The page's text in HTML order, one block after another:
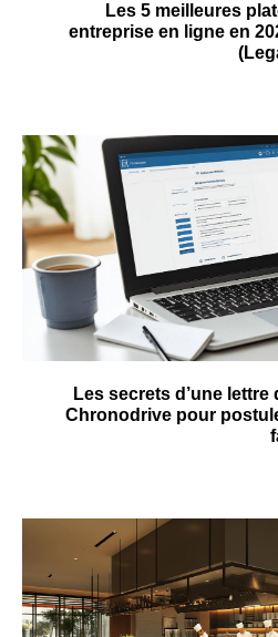
Les 5 meilleures
entreprise en ligne en
Les secrets d’une
Chronodrive pour